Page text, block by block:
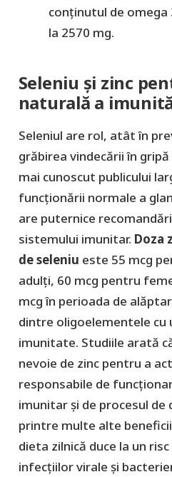
conținutul de omega
la 2570 mg.
Seleniu și zinc
naturală a
Seleniul are rol, atât în
grăbirea vindecării în
mai cunoscut publicului
funcționării normale a
are puternice
sistemului imunitar. Doza
de seleniu este 55 mcg
adulţi, 60 mcg pentru
mcg în perioada de
dintre oligoelementele
imunitate. Studiile arată
nevoie de zinc pentru a
responsabile de
imunitar și de procesul de
printre multe alte
dieta zilnică duce la un
infecțiilor virale și